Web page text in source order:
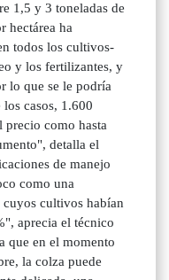
1,5 y 3 toneladas de
hectárea ha
todos los cultivos-
y los fertilizantes, y
lo que se le podría
casos, 1.600
precio como hasta
detalla el
de manejo
como una
cultivos habían
aprecia el técnico
que en el momento
la colza puede